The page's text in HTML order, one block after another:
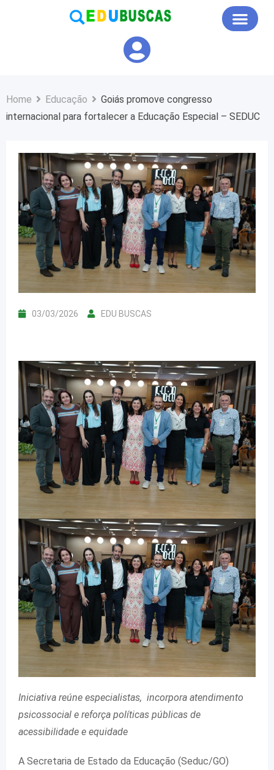
Home Educação
Goiás promove congresso
internacional para fortalecer a Educação Especial – SEDUC
03/03/2026 EDU BUSCAS
Iniciativa reúne especialistas, incorpora atendimento
psicossocial e reforça políticas públicas de
acessibilidade e equidade
A Secretaria de Estado da Educação (Seduc/GO)